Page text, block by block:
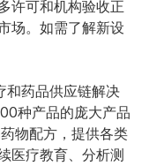
许可和机构验收正
场。如需了解新设
和药品供应链解决
种产品的庞大产品
物配方，提供各类
医疗教育、分析测